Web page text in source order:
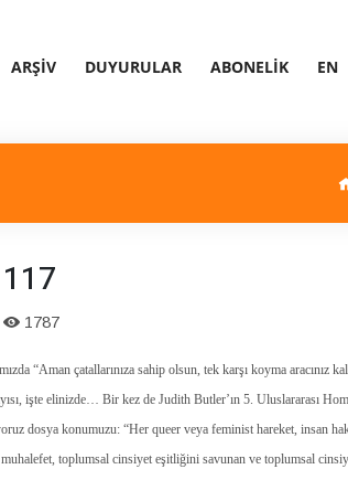
ARŞIV DUYURULAR ABONELIK EN
1787
“Aman çatallarınıza sahip olsun, tek karşı koyma
işte elinizde… Bir kez de Judith Butler’ın 5. Uluslararası
dosya konumuzu: “Her queer veya feminist hareket, insan
muhalefet, toplumsal cinsiyet eşitliğini savunan ve toplumsal